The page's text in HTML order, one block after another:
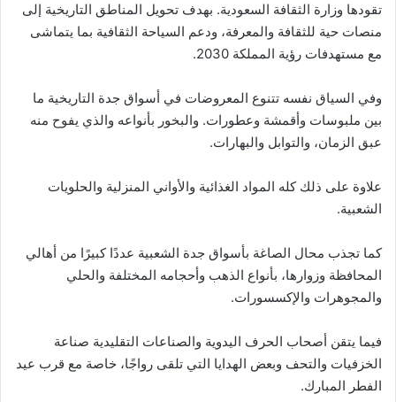
تقودها وزارة الثقافة السعودية. بهدف تحويل المناطق التاريخية إلى
منصات حية للثقافة والمعرفة، ودعم السياحة الثقافية بما يتماشى
مع مستهدفات رؤية المملكة 2030.
وفي السياق نفسه تتنوع المعروضات في أسواق جدة التاريخية ما
بين ملبوسات وأقمشة وعطورات. والبخور بأنواعه والذي يفوح منه
عبق الزمان، والتوابل والبهارات.
علاوة على ذلك كله المواد الغذائية والأواني المنزلية والحلويات
الشعبية.
كما تجذب محال الصاغة بأسواق جدة الشعبية عددًا كبيرًا من أهالي
المحافظة وزوارها، بأنواع الذهب وأحجامه المختلفة والحلي
والمجوهرات والإكسسورات.
فيما يتقن أصحاب الحرف اليدوية والصناعات التقليدية صناعة
الخزفيات والتحف وبعض الهدايا التي تلقى رواجًا، خاصة مع قرب عيد
الفطر المبارك.